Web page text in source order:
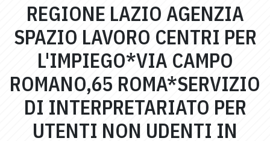
REGIONE LAZIO AGENZIA
SPAZIO LAVORO CENTRI PER
L'IMPIEGO*VIA CAMPO
ROMANO,65 ROMA*SERVIZIO
DI INTERPRETARIATO PER
UTENTI NON UDENTI IN